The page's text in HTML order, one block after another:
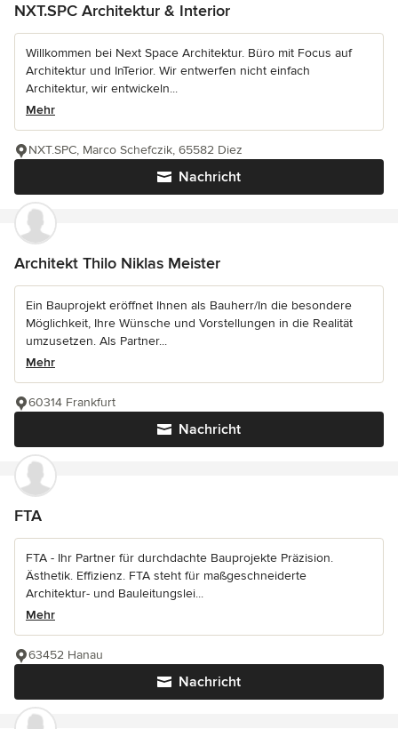
NXT.SPC Architektur & Interior
Willkommen bei Next Space Architektur. Büro mit Focus auf
Architektur und InTerior. Wir entwerfen nicht einfach
Architektur, wir entwickeln...
Mehr
Nachricht
NXT.SPC, Marco Schefczik, 65582 Diez
Architekt Thilo Niklas Meister
Ein Bauprojekt eröffnet Ihnen als Bauherr/In die besondere
Möglichkeit, Ihre Wünsche und Vorstellungen in die Realität
umzusetzen. Als Partner...
Mehr
Nachricht
60314 Frankfurt
FTA
FTA - Ihr Partner für durchdachte Bauprojekte Präzision.
Ästhetik. Effizienz. FTA steht für maßgeschneiderte
Architektur- und Bauleitungslei...
Mehr
Nachricht
63452 Hanau